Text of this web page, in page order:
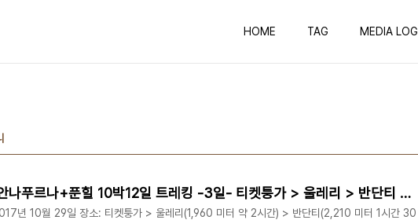
HOME TAG MEDIA LOG
네팔 안나푸르나+푼힐 10박12일 트레킹 -3일- 티켓퉁가 > 울레리 > 반단티 > 고레파니
년 10월 29일 장소: 티켓퉁가 > 울레리(1,960 미터 약 2시간) > 반단티(2,210 미터 1시간 30